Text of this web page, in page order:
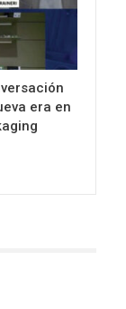
era en